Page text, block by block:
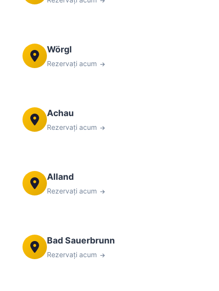
Wörgl
Rezervați acum
Achau
Rezervați acum
Alland
Rezervați acum
Bad Sauerbrunn
Rezervați acum